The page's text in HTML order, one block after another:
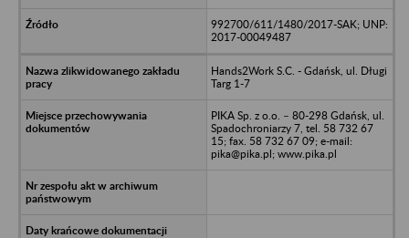
992700/611/1480/2017-SAK; UNP:
2017-00049487
Hands2Work S.C. - Gdańsk, ul. Długi
Targ 1-7
PIKA Sp. z o.o. – 80-298 Gdańsk, ul.
Spadochroniarzy 7, tel. 58 732 67
15; fax. 58 732 67 09; e-mail:
pika@pika.pl; www.pika.pl